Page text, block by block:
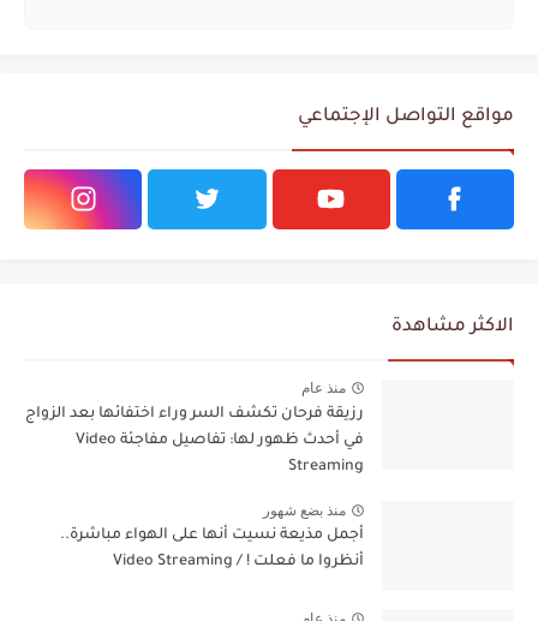
مواقع التواصل الإجتماعي
الاكثر مشاهدة
منذ عام
رزيقة فرحان تكشف السر وراء اختفائها بعد الزواج
في أحدث ظهور لها: تفاصيل مفاجئة Video
Streaming
منذ بضع شهور
أجمل مذيعة نسيت أنها على الهواء مباشرة..
أنظروا ما فعلت ! / Video Streaming